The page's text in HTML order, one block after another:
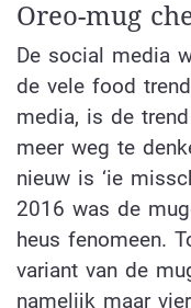
Oreo-mug
De social media
de vele food
media, is de
meer weg te
nieuw is ‘ie
2016 was de
heus fenomeen.
variant van de
namelijk maar